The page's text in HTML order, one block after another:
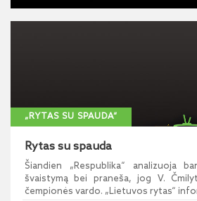
„RYTAS SU SPAUDA“
Rytas su spauda
Šiandien „Respublika“ analizuoja
švaistymą bei praneša, jog V.
čempionės vardo. „Lietuvos rytas“